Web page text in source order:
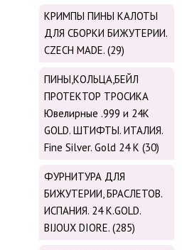
КРИМПЫ ПИНЫ КАЛОТЫ
ДЛЯ СБОРКИ БИЖУТЕРИИ.
CZECH MADE. (29)
ПИНЫ,КОЛЬЦА,БЕЙЛ
ПРОТЕКТОР ТРОСИКА
Ювелирные .999 и 24К
GOLD. ШТИФТЫ. ИТАЛИЯ.
Fine Silver. Gold 24 K (30)
ФУРНИТУРА ДЛЯ
БИЖУТЕРИИ, БРАСЛЕТОВ.
ИСПАНИЯ. 24 K.GOLD.
BIJOUX DIORE. (285)